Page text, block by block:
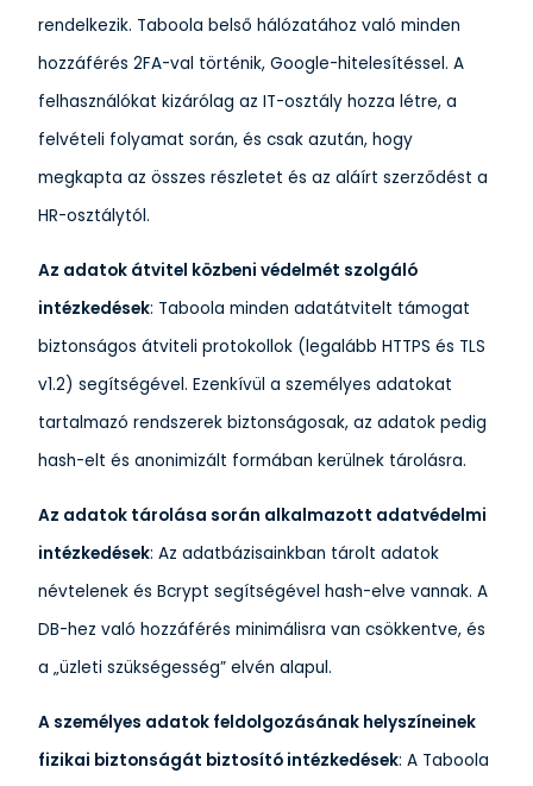
rendelkezik. Taboola belső hálózatához való minden
hozzáférés 2FA-val történik, Google-hitelesítéssel. A
felhasználókat kizárólag az IT-osztály hozza létre, a
felvételi folyamat során, és csak azután, hogy
megkapta az összes részletet és az aláírt szerződést a
HR-osztálytól.
Az adatok átvitel közbeni védelmét szolgáló
intézkedések: Taboola minden adatátvitelt támogat
biztonságos átviteli protokollok (legalább HTTPS és TLS
v1.2) segítségével. Ezenkívül a személyes adatokat
tartalmazó rendszerek biztonságosak, az adatok pedig
hash-elt és anonimizált formában kerülnek tárolásra.
Az adatok tárolása során alkalmazott adatvédelmi
intézkedések: Az adatbázisainkban tárolt adatok
névtelenek és Bcrypt segítségével hash-elve vannak. A
DB-hez való hozzáférés minimálisra van csökkentve, és
a „üzleti szükségesség” elvén alapul.
A személyes adatok feldolgozásának helyszíneinek
fizikai biztonságát biztosító intézkedések: A Taboola